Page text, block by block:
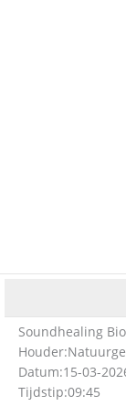
Soundhealing
Houder:
Datum:15-03-
Tijdstip:09:45